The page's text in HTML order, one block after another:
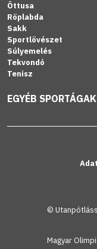
Öttusa
Röplabda
Sakk
Sportlövészet
Súlyemelés
Tekvondó
Tenisz
EGYÉB
©
Magyar